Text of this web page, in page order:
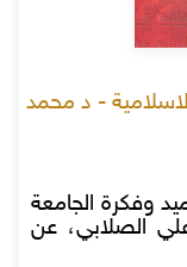
- د محمد
وفكرة الجامعة
الصلابي، عن